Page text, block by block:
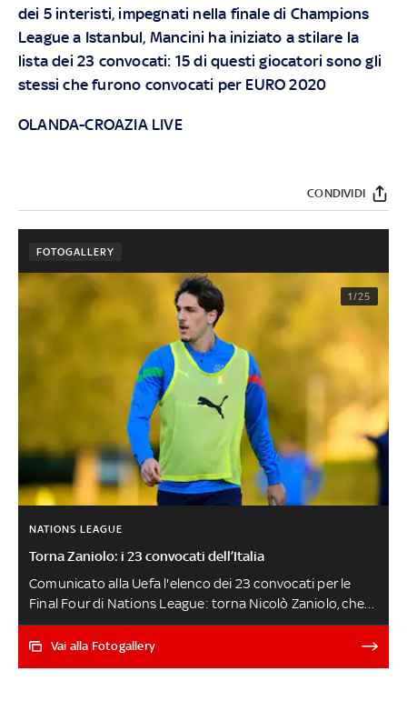
dei 5 interisti, impegnati nella finale di Champions
League a Istanbul, Mancini ha iniziato a stilare la
lista dei 23 convocati: 15 di questi giocatori sono gli
stessi che furono convocati per EURO 2020
OLANDA-CROAZIA LIVE
CONDIVIDI
FOTOGALLERY
1/25
NATIONS LEAGUE
Torna Zaniolo: i 23 convocati dell’Italia
Comunicato alla Uefa l'elenco dei 23 convocati per le
Final Four di Nations League: torna Nicolò Zaniolo, che
mancava in Nazionale dallo scorso novembre. Presenti in
lista anche i cinque interisti Acerbi, Bastoni, Barella,
Vai alla Fotogallery